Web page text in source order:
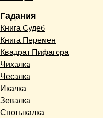
Гадания
Книга Судеб
Книга Перемен
Квадрат Пифагора
Чихалка
Чесалка
Икалка
Зевалка
Спотыкалка